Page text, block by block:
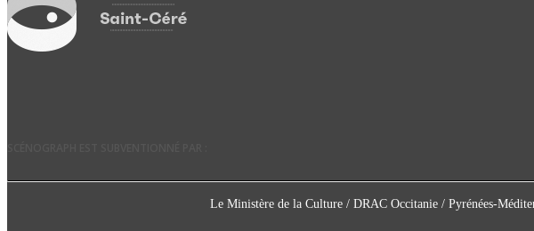
Le Ministère de la Culture / DRAC Occitanie / Pyrénées-